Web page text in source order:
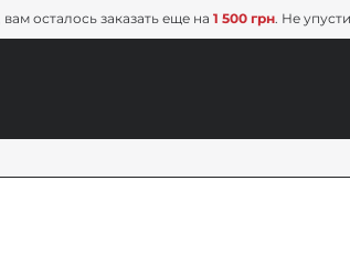
вам осталось заказать еще на1 500 грн. Не